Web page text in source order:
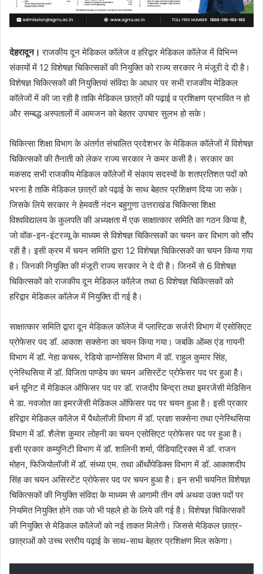
देहरादून। राजकीय दून मेडिकल कॉलेज व हरिद्वार मेडिकल कॉलेज में विभिन्न
संकायों में 12 विशेषज्ञ चिकित्सकों की नियुक्ति को राज्य सरकार ने मंजूरी दे दी है।
विशेषज्ञ चिकित्सकों की नियुक्तियां संविदा के आधार पर सभी राजकीय मेडिकल
कॉलेजों में की जा रही है ताकि मेडिकल छात्रों की पढ़ाई व प्रशिक्षण प्रभावित न हो
और सम्बद्ध अस्पतालों में आमजन को बेहतर उपचार सुलभ हो सके।
चिकित्सा शिक्षा विभाग के अंतर्गत संचालित प्रदेशभर के मेडिकल कॉलेजों में विशेषज्ञ
चिकित्सकों की तैनाती को लेकर राज्य सरकार ने कमर कसी है। सरकार का
मकसद सभी राजकीय मेडिकल कॉलेजों में संकाय सदस्यों के शतप्रतिशत पदों को
भरना है ताकि मेडिकल छात्रों को पढ़ाई के साथ बेहतर प्रशिक्षण दिया जा सके।
जिसके लिये सरकार ने हेमवती नंदन बहुगुणा उत्तराखंड चिकित्सा शिक्षा
विश्वविद्यालय के कुलपति की अध्यक्षता में एक साक्षात्कार समिति का गठन किया है,
जो वॉक-इन-इंटरव्यू के माध्यम से विशेषज्ञ चिकित्सकों का चयन कर विभाग को सौंप
रही है। इसी क्रम में चयन समिति द्वारा 12 विशेषज्ञ चिकित्सकों का चयन किया गया
है। जिनकी नियुक्ति की मंजूरी राज्य सरकार ने दे दी है। जिनमें से 6 विशेषज्ञ
चिकित्सकों को राजकीय दून मेडिकल कॉलेज तथा 6 विशेषज्ञ चिकित्सकों को
हरिद्वार मेडिकल कॉलेज में नियुक्ति दी गई है।
साक्षात्कार समिति द्वारा दून मेडिकल कॉलेज में प्लास्टिक सर्जरी विभाग में एसोसिएट
प्रोफेसर पद डॉ. आकाश सक्सेना का चयन किया गया। जबकि ऑब्स एंड गायनी
विभाग में डॉ. नेहा कचरू, रेडियो डाग्नोसिस विभाग में डॉ. राहुल कुमार सिंह,
एनेस्थिसिया में डॉ. विजिता पाण्डेय का चयन असिस्टेंट प्रोफेसर पद पर हुआ है।
बर्न यूनिट में मेडिकल ऑफिसर पद पर डॉ. राजदीप बिन्द्रा तथा इमरजेंसी मेडिसिन
मे डा. नवजोत का इमरजेंसी मेडिकल ऑफिसर पद पर चयन हुआ है। इसी प्रकार
हरिद्वार मेडिकल कॉलेज में पैथोलॉजी विभाग में डॉ. प्रज्ञा सक्सेना तथा एनेस्थिसिया
विभाग में डॉ. शैलेश कुमार लोहनी का चयन एसोसिएट प्रोफेसर पद पर हुआ है।
इसी प्रकार कम्युनिटी विभाग में डॉ. शालिनी शर्मा, पीडियाट्रिक्स में डॉ. राजन
मोहन, फिजियोलॉजी में डॉ. संध्या एम. तथा ऑर्थोपेडिक्स विभाग में डॉ. आकाशदीप
सिंह का चयन असिस्टेंट प्रोफेसर पद पर चयन हुआ है। इन सभी चयनित विशेषज्ञ
चिकित्सकों की नियुक्ति संविदा के माध्यम से आगामी तीन वर्ष अथवा उक्त पदों पर
नियमित नियुक्ति होने तक जो भी पहले हो के लिये की गई है। विशेषज्ञ चिकित्सकों
की नियुक्ति से मेडिकल कॉलेजों को नई ताकत मिलेगी। जिससे मेडिकल छात्र-
छात्राओं को उच्च स्तरीय पढ़ाई के साथ-साथ बेहतर प्रशिक्षण मिल सकेगा।